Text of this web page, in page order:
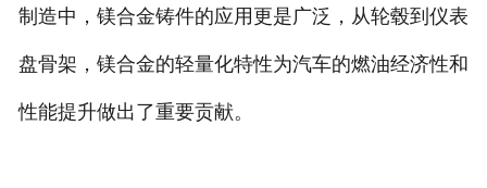
制造中，镁合金铸件的应用更是广泛，从轮毂到仪表
盘骨架，镁合金的轻量化特性为汽车的燃油经济性和
性能提升做出了重要贡献。